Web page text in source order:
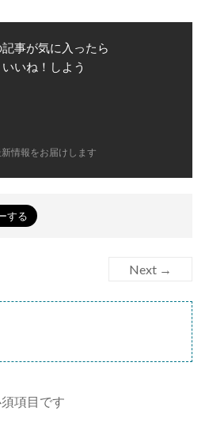
記事が気に入ったら
いいね！しよう
情報をお届けします
Next →
項目です